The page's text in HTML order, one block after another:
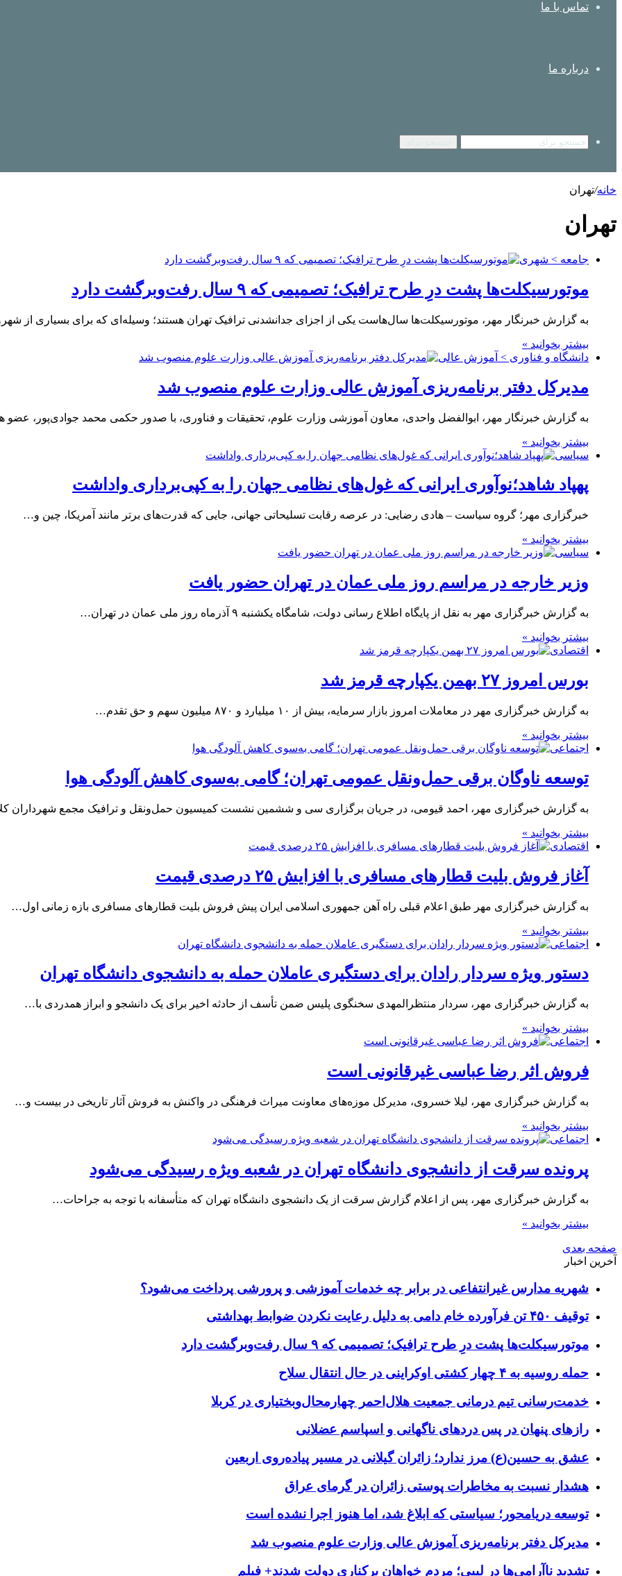
تماس با ما
درباره ما
خانه/تهران
تهران
جامعه > شهری
موتورسیکلت‌ها پشت درِ طرح ترافیک؛ تصمیمی که ۹ سال رفت‌وبرگشت دارد
به گزارش خبرنگار مهر، موتورسیکلت‌ها سال‌هاست یکی از اجزای جدانشدنی ترافیک تهران هستند؛ وسیله‌ای که برای بسیاری از
بیشتر بخوانید »
دانشگاه و فناوری > آموزش عالی
مدیرکل دفتر برنامه‌ریزی آموزش عالی وزارت علوم منصوب شد
به گزارش خبرنگار مهر، ابوالفضل واحدی، معاون آموزشی وزارت علوم، تحقیقات و فناوری، با صدور حکمی محمد جوادی‌پور،
بیشتر بخوانید »
سیاسی
پهپاد شاهد؛نوآوری ایرانی که غول‌های نظامی جهان را به کپی‌برداری واداشت
خبرگزاری مهر؛ گروه سیاست – هادی رضایی: در عرصه رقابت تسلیحاتی جهانی، جایی که قدرت‌های برتر مانند آمریکا، چین و…
بیشتر بخوانید »
سیاسی
وزیر خارجه در مراسم روز ملی عمان در تهران حضور یافت
به گزارش خبرگزاری مهر به نقل از پایگاه اطلاع رسانی دولت، شامگاه یکشنبه ۹ آذرماه روز ملی عمان در تهران…
بیشتر بخوانید »
اقتصادی
بورس امروز ۲۷ بهمن یکپارچه قرمز شد
به گزارش خبرگزاری مهر در معاملات امروز بازار سرمایه، بیش از ۱۰ میلیارد و ۸۷۰ میلیون سهم و حق تقدم…
بیشتر بخوانید »
اجتماعی
توسعه ناوگان برقی حمل‌ونقل عمومی تهران؛ گامی به‌سوی کاهش آلودگی هوا
به گزارش خبرگزاری مهر، احمد قیومی، در جریان برگزاری سی و ششمین نشست کمیسیون حمل‌ونقل و ترافیک مجمع شهرداران
بیشتر بخوانید »
اقتصادی
آغاز فروش بلیت قطارهای مسافری با افزایش ۲۵ درصدی قیمت‌
به گزارش خبرگزاری مهر طبق اعلام قبلی راه آهن جمهوری اسلامی ایران پیش فروش بلیت قطارهای مسافری بازه زمانی اول…
بیشتر بخوانید »
اجتماعی
دستور ویژه سردار رادان برای دستگیری عاملان حمله به دانشجوی دانشگاه تهران
به گزارش خبرگزاری مهر، سردار منتظرالمهدی سخنگوی پلیس ضمن تأسف از حادثه اخیر برای یک دانشجو و ابراز همدردی با…
بیشتر بخوانید »
اجتماعی
فروش اثر رضا عباسی غیرقانونی است
به گزارش خبرگزاری مهر، لیلا خسروی، مدیرکل موزه‌های معاونت میراث فرهنگی در واکنش به فروش آثار تاریخی در بیست و…
بیشتر بخوانید »
اجتماعی
پرونده سرقت از دانشجوی دانشگاه تهران در شعبه ویژه رسیدگی می‌شود
به گزارش خبرگزاری مهر، پس از اعلام گزارش سرقت از یک دانشجوی دانشگاه تهران که متأسفانه با توجه به جراحات…
بیشتر بخوانید »
صفحه بعدی
آخرین اخبار
شهریه مدارس غیرانتفاعی در برابر چه خدمات آموزشی و پرورشی پرداخت می‌شود؟
توقیف ۴۵۰ تن فرآورده خام دامی به دلیل رعایت نکردن ضوابط بهداشتی
موتورسیکلت‌ها پشت درِ طرح ترافیک؛ تصمیمی که ۹ سال رفت‌وبرگشت دارد
حمله روسیه به ۴ چهار کشتی اوکراینی در حال انتقال سلاح
خدمت‌رسانی تیم درمانی جمعیت هلال‌احمر چهارمحال‌وبختیاری در کربلا
رازهای پنهان در پس دردهای ناگهانی و اسپاسم عضلانی
عشق به حسین(ع) مرز ندارد؛ زائران گیلانی در مسیر پیاده‌روی اربعین
هشدار نسبت به مخاطرات پوستی زائران در گرمای عراق
توسعه دریامحور؛ سیاستی که ابلاغ شد، اما هنوز اجرا نشده است
مدیرکل دفتر برنامه‌ریزی آموزش عالی وزارت علوم منصوب شد
تشدید ناآرامی‌ها در لیبی؛ مردم خواهان برکناری دولت شدند+ فیلم